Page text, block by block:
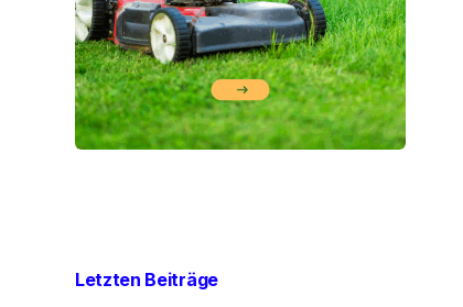
Letzten Beiträge